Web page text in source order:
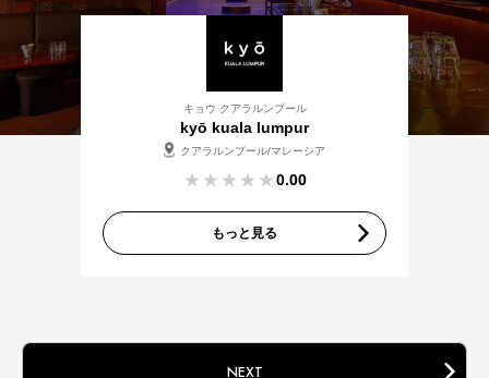
キョウ クアラルンプール
kyō kuala lumpur
クアラルンプール/マレーシア
0.00
もっと見る
NEXT